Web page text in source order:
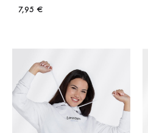
7,95 €